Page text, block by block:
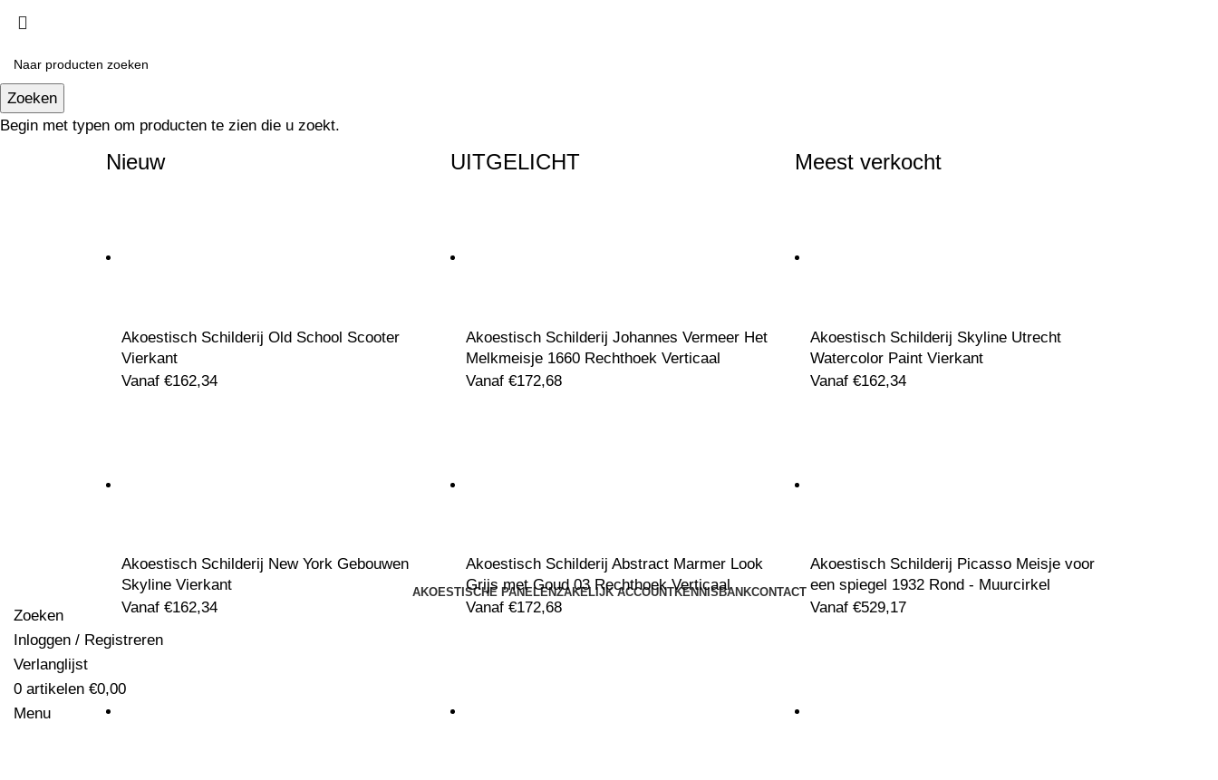
AKOESTISCHE PANELENZAKELIJK ACCOUNTKENNISBANKCONTACT
Zoeken
Inloggen / Registreren
Verlanglijst
0 artikelen €0,00
Menu
Zoeken
Begin met typen om producten te zien die u zoekt.
Nieuw
Akoestisch Schilderij Old School Scooter
Vierkant
Vanaf €162,34
Akoestisch Schilderij New York Gebouwen
Skyline Vierkant
Vanaf €162,34
UITGELICHT
Akoestisch Schilderij Johannes Vermeer Het
Melkmeisje 1660 Rechthoek Verticaal
Vanaf €172,68
Akoestisch Schilderij Abstract Marmer Look
Grijs met Goud 03 Rechthoek Verticaal
Vanaf €172,68
Meest verkocht
Akoestisch Schilderij Skyline Utrecht
Watercolor Paint Vierkant
Vanaf €162,34
Akoestisch Schilderij Picasso Meisje voor
een spiegel 1932 Rond - Muurcirkel
Vanaf €529,17